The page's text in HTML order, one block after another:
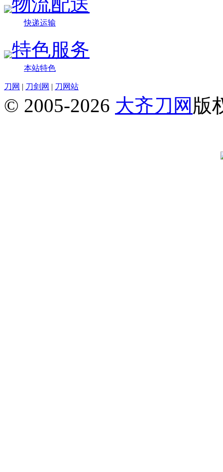
快递运输
特色服务
本站特色
刀网 | 刀剑网 | 刀网站
© 2005-2026 大齐刀网 版